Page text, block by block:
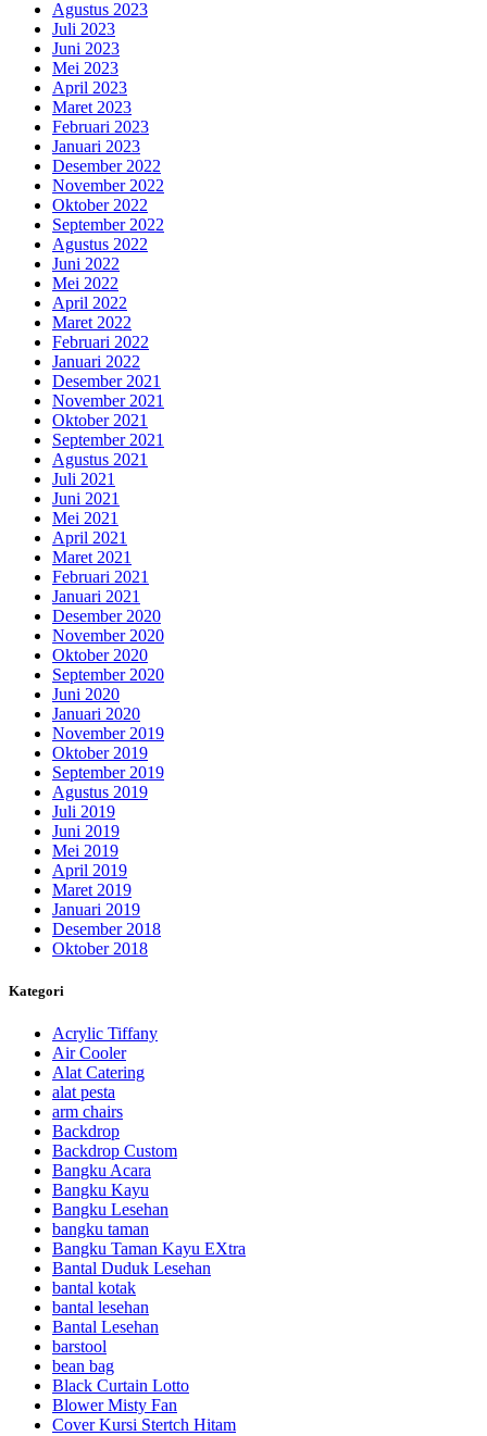
Agustus 2023
Juli 2023
Juni 2023
Mei 2023
April 2023
Maret 2023
Februari 2023
Januari 2023
Desember 2022
November 2022
Oktober 2022
September 2022
Agustus 2022
Juni 2022
Mei 2022
April 2022
Maret 2022
Februari 2022
Januari 2022
Desember 2021
November 2021
Oktober 2021
September 2021
Agustus 2021
Juli 2021
Juni 2021
Mei 2021
April 2021
Maret 2021
Februari 2021
Januari 2021
Desember 2020
November 2020
Oktober 2020
September 2020
Juni 2020
Januari 2020
November 2019
Oktober 2019
September 2019
Agustus 2019
Juli 2019
Juni 2019
Mei 2019
April 2019
Maret 2019
Januari 2019
Desember 2018
Oktober 2018
Kategori
Acrylic Tiffany
Air Cooler
Alat Catering
alat pesta
arm chairs
Backdrop
Backdrop Custom
Bangku Acara
Bangku Kayu
Bangku Lesehan
bangku taman
Bangku Taman Kayu EXtra
Bantal Duduk Lesehan
bantal kotak
bantal lesehan
Bantal Lesehan
barstool
bean bag
Black Curtain Lotto
Blower Misty Fan
Cover Kursi Stertch Hitam